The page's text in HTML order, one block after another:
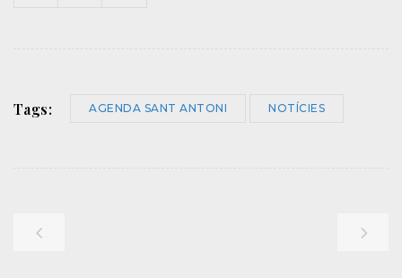
Tags: AGENDA SANT ANTONI NOTÍCIES